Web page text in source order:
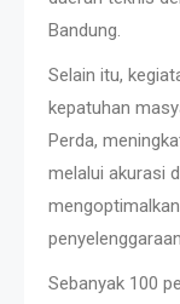
Bandung.
Selain itu,
kepatuhan
Perda,
melalui akurasi
Sebanyak 100